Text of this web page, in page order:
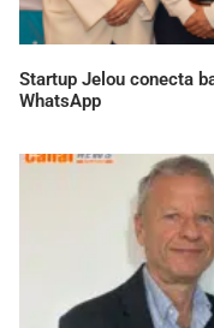
Startup Jelou conecta
WhatsApp